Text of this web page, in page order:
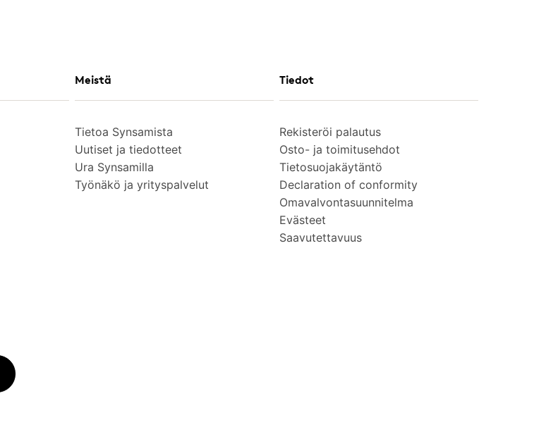
Meistä
Tietoa Synsamista
Uutiset ja tiedotteet
Ura Synsamilla
Työnäkö ja yrityspalvelut
Tiedot
Rekisteröi palautus
Osto- ja toimitusehdot
Tietosuojakäytäntö
Declaration of conformity
Omavalvontasuunnitelma
Evästeet
Saavutettavuus